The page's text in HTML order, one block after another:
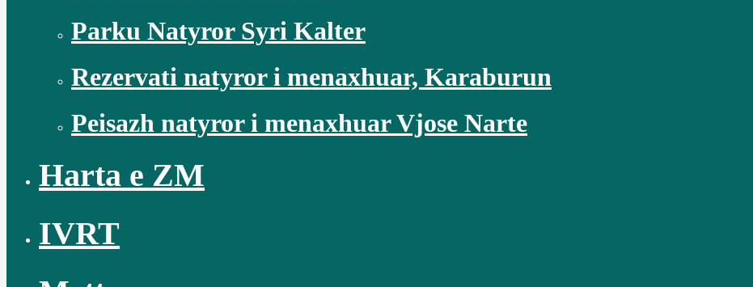
Parku Natyror Syri Kalter
Rezervati natyror i menaxhuar, Karaburun
Peisazh natyror i menaxhuar Vjose Narte
Harta e ZM
IVRT